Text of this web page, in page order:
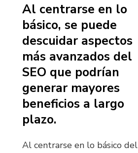
Al centrarse en lo
básico, se puede
descuidar aspectos
más avanzados del
SEO que podrían
generar mayores
beneficios a largo
plazo.
Al centrarse en lo básico del